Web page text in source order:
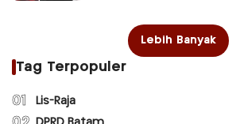
Lebih Banyak
Tag Terpopuler
01 Lis-Raja